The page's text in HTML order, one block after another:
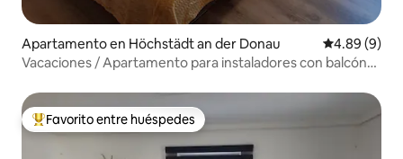
Apartamento en Höchstädt an der Donau Calificación
4.89 (9)
Vacaciones / Apartamento para instaladores con balcón
Favorito entre huéspedes preferido
Favorito entre huéspedes